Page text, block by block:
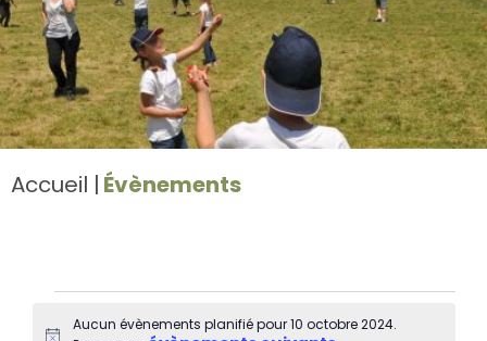
Accueil Évènements
Aucun évènements planifié pour 10 octobre 2024.